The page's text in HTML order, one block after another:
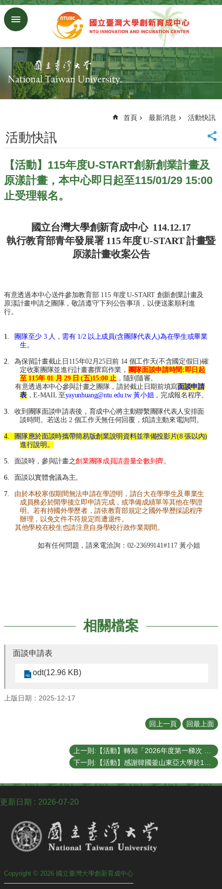
跳到主要內容區塊
搜
回
首
頁
頁
究
發
展
處
首
學
合
心
網
覽
English
最
消
關
我
進
駐
成
成
關
規
們
首頁 最新消息 活動快訊
活動快訊
【活動】115年度U-START創新創業計畫及
原漾計畫，本中心即日起至115/01/29 15:00
止受理報名。
國立台灣大學創新育成中心 114.12.17
執行教育部青年發展署 115年度U-START 計畫暨
原漾計畫收案公告
有意透過本中心送件參加教育部 115 年度U-START 創新創業計畫及
原漾計畫申請之團隊，敬請遵守下列公告事項，以便送案順利進
行。
1. 團隊至少 3 人，需有1/2 以上成員(含團隊代表人)為在學生或畢業
生。
2. 為保留計畫截止日 115年02月25日前 14 個工作天(不含國定假日)確
定收案團隊並進行計畫書撰寫作業， 團隊面談申請時間 :即日起
至115年 01 月29 日 (五)15:00止 ，隨到隨審。
有意透過本中心參與計畫之團隊，請於截止日期前填寫面談申請
表，E-MAIL 至yayunhuang@ntu.edu.tw 黃小姐 ，完成報名程序。
3.
收到團隊面談申請表後，育成中心將主動聯繫團隊代表人安排面
談時間。若送出 2 個工作天無任何回覆，煩請主動來電詢問。
4. 團隊應於面談時攜帶簡易版創業說明資料並準備投影片(8張以內)
進行說明。
5. 面談時，參與計畫之創業團隊成員請盡量全數到齊。
6. 面談以實體會議為主。
7.
由於本校寒假期間無法申請在學證明，請台大在學學生及畢業生
成員務必於開學後立即申請完成，或準備成績單等其他在學證
明。若有持國外學歷者，請依教育部規定之國外學歷採認程序
辦理，以免文件不符規定而遭退件。
其他學校在校生也請注意自身學校行政作業期間。
如有任何問題，請來電洽詢： 02-23699141#117 黃小姐
相關檔案
面談申請表
odt(12.96 KB)
上版日期：2025-12-17
回上一頁 回最上面
更新日期 2026-07-20
Copyright © 2026 國立臺灣大學創新育成中心